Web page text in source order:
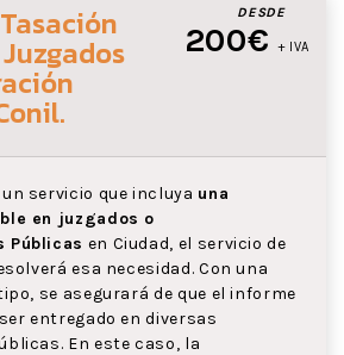
DESDE
200€ + IVA
.
servicio que incluya una
en juzgados o
Públicas en Ciudad, el servicio de
esa necesidad. Con una
se asegurará de que el informe
entregado en diversas
En este caso, la